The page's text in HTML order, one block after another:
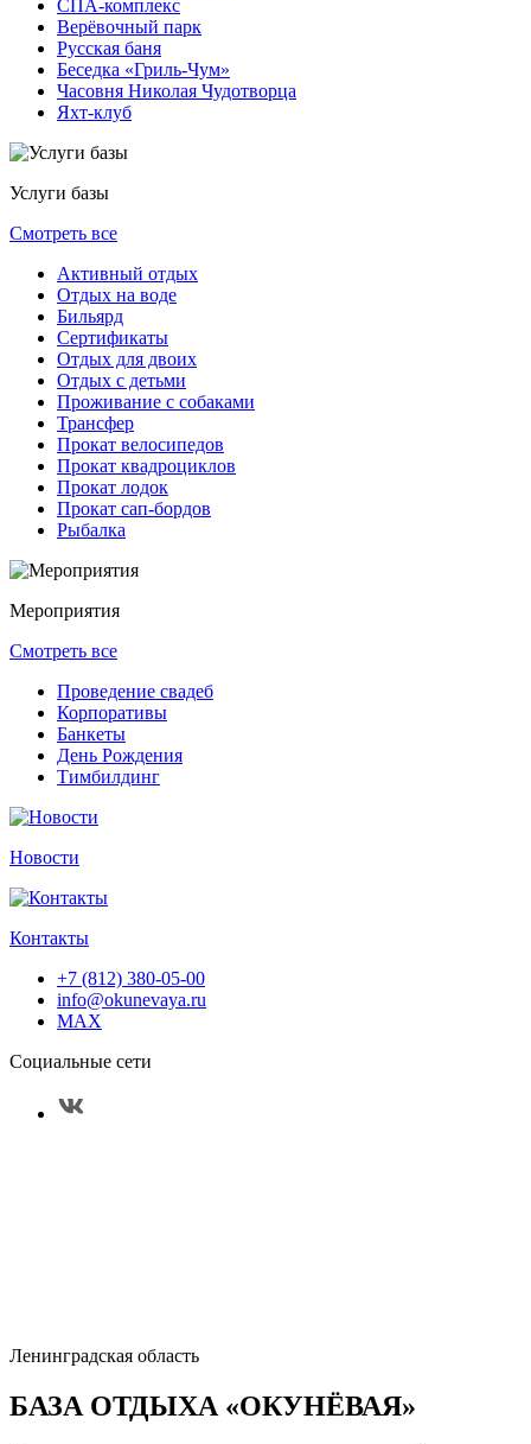
СПА-комплекс
Верёвочный парк
Русская баня
Беседка «Гриль-Чум»
Часовня Николая Чудотворца
Яхт-клуб
Услуги базы
Смотреть все
Активный отдых
Отдых на воде
Бильярд
Сертификаты
Отдых для двоих
Отдых с детьми
Проживание с собаками
Трансфер
Прокат велосипедов
Прокат квадроциклов
Прокат лодок
Прокат сап-бордов
Рыбалка
Мероприятия
Смотреть все
Проведение свадеб
Корпоративы
Банкеты
День Рождения
Тимбилдинг
Новости
Контакты
+7 (812) 380-05-00
info@okunevaya.ru
MAX
Социальные сети
Ленинградская область
БАЗА ОТДЫХА «ОКУНЁВАЯ»